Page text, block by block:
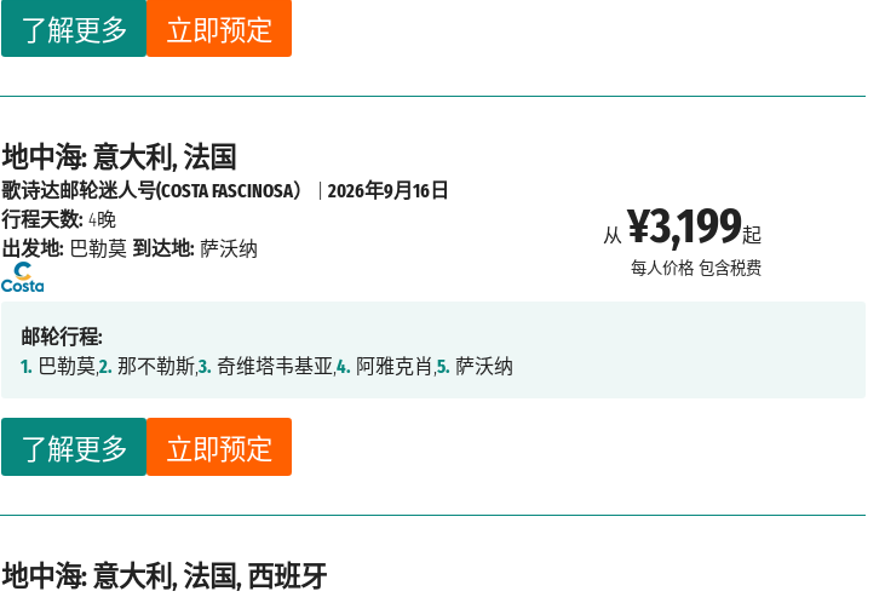
了解更多 立即预定
地中海: 意大利, 法国
从 ¥3,199起
每人价格 包含税费
了解更多 立即预定
歌诗达邮轮迷人号(COSTA FASCINOSA） |2026年9月16日
行程天数: 4晚
出发地: 巴勒莫 到达地: 萨沃纳
邮轮行程:
1. 巴勒莫,2. 那不勒斯,3. 奇维塔韦基亚,4. 阿雅克肖,5. 萨沃纳
地中海: 意大利, 法国, 西班牙